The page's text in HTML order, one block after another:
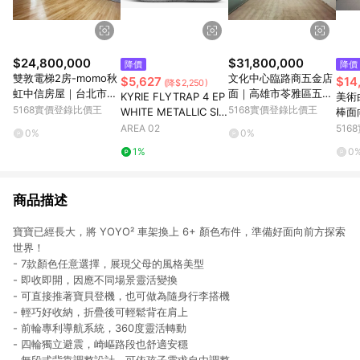
$24,800,000
雙敦電梯2房-momo秋
虹中信房屋｜台北市松
山區長安東路二段
5168實價登錄比價王
0%
降價
$5,627 (降$2,250)
KYRIE FLYTRAP 4 EP
WHITE METALLIC SIL
VER
AREA 02
1%
$31,800,000
文化中心臨路商五金店
面｜高雄市苓雅區五福
一路
5168實價登錄比價王
0%
降價
美術
棒面
雄市
商品描述
寶寶已經長大，將 YOYO² 車架換上 6+ 顏色布件，準備好面向前方探索
世界！
- 7款顏色任意選擇，展現父母的風格美型
- 即收即開，因應不同場景靈活變換
- 可直接推著寶貝登機，也可做為隨身行李搭機
- 輕巧好收納，折疊後可輕鬆背在肩上
- 前輪專利導航系統，360度靈活轉動
- 四輪獨立避震，崎嶇路段也舒適安穩